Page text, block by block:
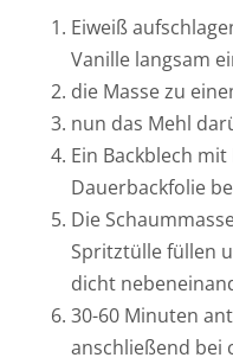
Eiweiß
Vanille langsam
die Masse zu
nun das Mehl
Ein Backblech
Dauerbackfolie
Die
Spritztülle füllen
dicht
30-60 Minuten
anschließend bei